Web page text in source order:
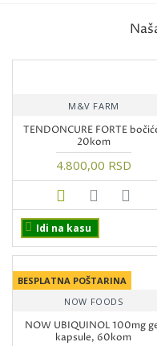
M&V FARM
TENDONCURE FORTE
20kom
4.800,00 RSD
Idi na kasu
BESPLATNA POŠTARINA
NOW FOODS
NOW UBIQUINOL 100mg
kapsule, 60kom